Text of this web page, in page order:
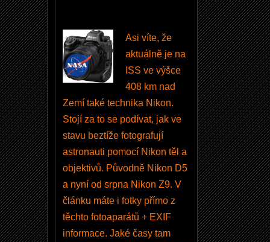
Asi víte, že
aktuálně je na
ISS ve výšce
408 km nad
Zemí také technika Nikon.
Stojí za to se podívat, jak ve
stavu beztíže fotografují
astronauti pomocí Nikon těl a
objektivů. Původně Nikon D5
a nyní od srpna Nikon Z9. V
článku máte i fotky přímo z
těchto fotoaparátů + EXIF
informace. Jaké časy tam
b
y
m
ě
l
f
o
ti
t